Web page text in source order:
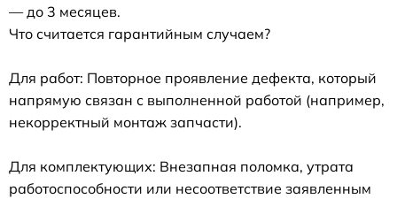
— до 3 месяцев.
Что считается гарантийным случаем?
Для работ: Повторное проявление дефекта, который
напрямую связан с выполненной работой (например,
некорректный монтаж запчасти).
Для комплектующих: Внезапная поломка, утрата
работоспособности или несоответствие заявленным